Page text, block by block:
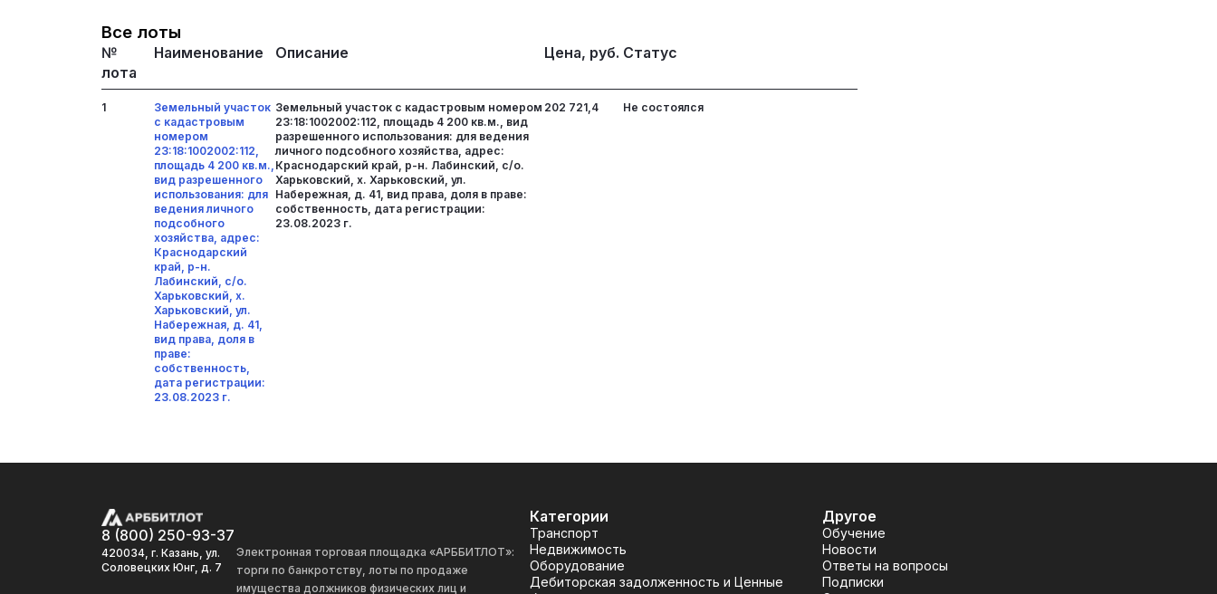
Все лоты
№
лота
Наименование Описание Цена, руб. Статус
1
Земельный участок
с кадастровым
номером
23:18:1002002:112,
площадь 4 200 кв.м.,
вид разрешенного
использования: для
ведения личного
подсобного
хозяйства, адрес:
Краснодарский
край, р-н.
Лабинский, с/о.
Харьковский, х.
Харьковский, ул.
Набережная, д. 41,
вид права, доля в
праве:
собственность,
дата регистрации:
23.08.2023 г.
Земельный участок с кадастровым номером
23:18:1002002:112, площадь 4 200 кв.м., вид
разрешенного использования: для ведения
личного подсобного хозяйства, адрес:
Краснодарский край, р-н. Лабинский, с/о.
Харьковский, х. Харьковский, ул.
Набережная, д. 41, вид права, доля в праве:
собственность, дата регистрации:
23.08.2023 г.
202 721,4 Не состоялся
8 (800) 250-93-37
420034, г. Казань, ул.
Соловецких Юнг, д. 7
Электронная торговая площадка «АРББИТЛОТ»:
торги по банкротству, лоты по продаже
имущества должников физических лиц и
Категории
Транспорт
Недвижимость
Оборудование
Дебиторская задолженность и Ценные
Другое
Обучение
Новости
Ответы на вопросы
Подписки